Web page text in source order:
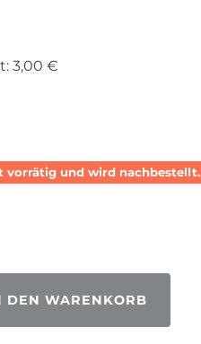
3,00 €
vorrätig und wird nachbestellt.
DEN WARENKORB